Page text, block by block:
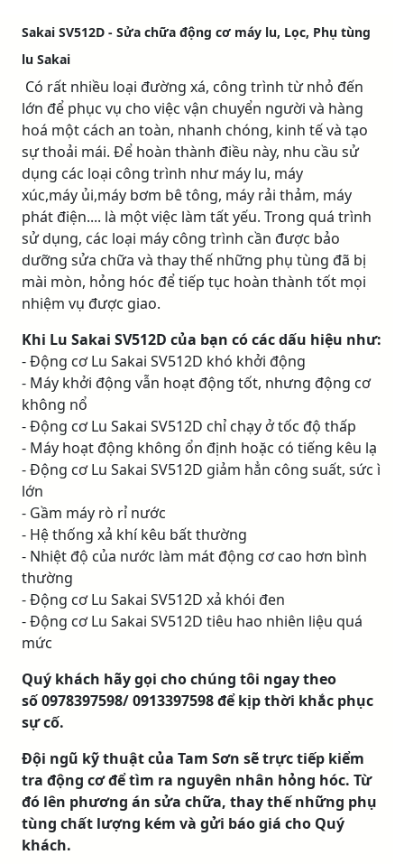
Sakai SV512D - Sửa chữa động cơ máy lu, Lọc, Phụ tùng
lu Sakai
Có rất nhiều loại đường xá, công trình từ nhỏ đến
lớn để phục vụ cho việc vận chuyển người và hàng
hoá một cách an toàn, nhanh chóng, kinh tế và tạo
sự thoải mái. Để hoàn thành điều này, nhu cầu sử
dụng các loại công trình như máy lu, máy
xúc,máy ủi,máy bơm bê tông, máy rải thảm, máy
phát điện.... là một việc làm tất yếu. Trong quá trình
sử dụng, các loại máy công trình cần được bảo
dưỡng sửa chữa và thay thế những phụ tùng đã bị
mài mòn, hỏng hóc để tiếp tục hoàn thành tốt mọi
nhiệm vụ được giao.
Khi Lu Sakai SV512D của bạn có các dấu hiệu như:
- Động cơ Lu Sakai SV512D khó khởi động
- Máy khởi động vẫn hoạt động tốt, nhưng động cơ
không nổ
- Động cơ Lu Sakai SV512D chỉ chạy ở tốc độ thấp
- Máy hoạt động không ổn định hoặc có tiếng kêu lạ
- Động cơ Lu Sakai SV512D giảm hẳn công suất, sức ì
lớn
- Gầm máy rò rỉ nước
- Hệ thống xả khí kêu bất thường
- Nhiệt độ của nước làm mát động cơ cao hơn bình
thường
- Động cơ Lu Sakai SV512D xả khói đen
- Động cơ Lu Sakai SV512D tiêu hao nhiên liệu quá
mức
Quý khách hãy gọi cho chúng tôi ngay theo
số 0978397598/ 0913397598 để kịp thời khắc phục
sự cố.
Đội ngũ kỹ thuật của Tam Sơn sẽ trực tiếp kiểm
tra động cơ để tìm ra nguyên nhân hỏng hóc. Từ
đó lên phương án sửa chữa, thay thế những phụ
tùng chất lượng kém và gửi báo giá cho Quý
khách.